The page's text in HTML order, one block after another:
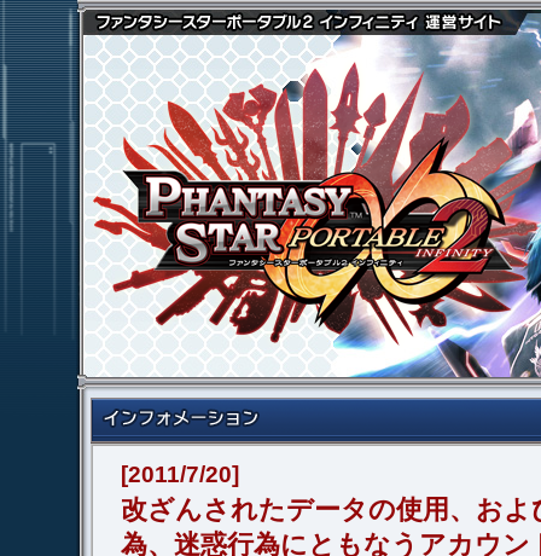
[2011/7/20]
改ざんされたデータの使用、およ
為、迷惑行為にともなうアカウン